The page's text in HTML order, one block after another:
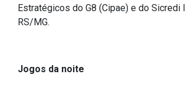
Saúde
Estratégicos do G8 (Cipae) e do Sicredi
RS/MG.
Jogos da noite